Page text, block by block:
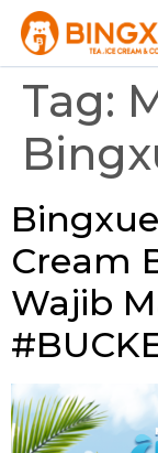
Tag:
Cream
Wajib